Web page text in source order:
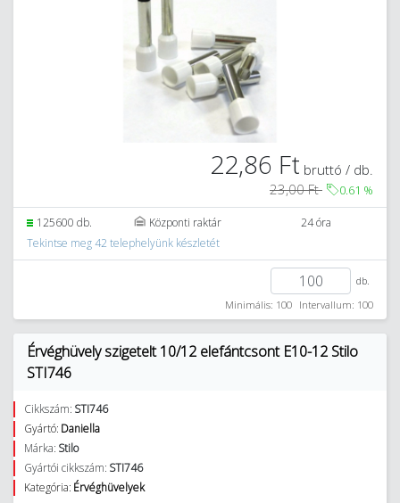
22,86 Ft bruttó / db.
23,00 Ft
0.61 %
125600 db. Központi raktár
24 óra
Tekintse meg 42 telephelyünk készletét
db.
Minimális: 100 Intervallum: 100
Érvéghüvely szigetelt 10/12 elefántcsont E10-12 Stilo
STI746
Cikkszám: STI746
Gyártó: Daniella
Márka: Stilo
Gyártói cikkszám: STI746
Kategória: Érvéghüvelyek